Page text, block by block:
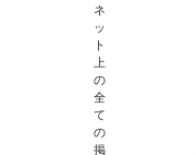
ネ
ッ
ト
上
の
全
て
の
掲